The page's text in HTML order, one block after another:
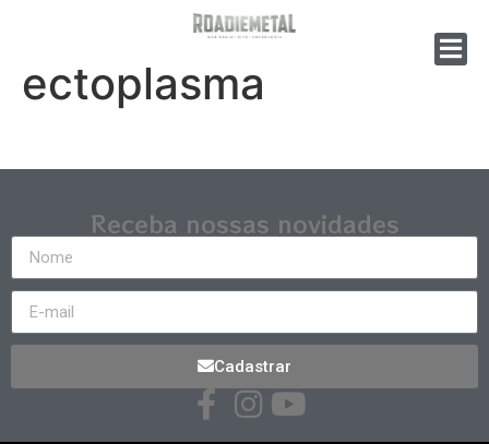
ectoplasma
Receba nossas novidades
Cadastrar